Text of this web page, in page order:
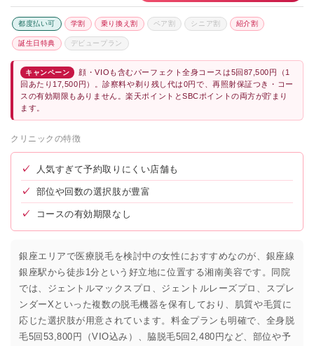
都度払い可 学割 乗り換え割 ペア割 シニア割 紹介割
誕生日特典 デビュープラン
キャンペーン
顔・VIOも含むパーフェクト全身コースは5回87,500円（1
回あたり17,500円）。診察料や剃り残し代は0円で、再照射保証つき・コー
スの有効期限もありません。楽天ポイントとSBCポイントの両方が貯まり
ます。
クリニックの特徴
✓ 人気すぎて予約取りにくい店舗も
✓ 部位や回数の選択肢が豊富
✓ コースの有効期限なし
銀座エリアで医療脱毛を検討中の女性におすすめなのが、銀座線
銀座駅から徒歩1分という好立地に位置する湘南美容です。同院
では、ジェントルマックスプロ、ジェントルレーズプロ、スプレ
ンダーXといった複数の脱毛機器を保有しており、肌質や毛質に
応じた選択肢が用意されています。料金プランも明確で、全身脱
毛5回53,800円（VIO込み）、脇脱毛5回2,480円など、部位や予